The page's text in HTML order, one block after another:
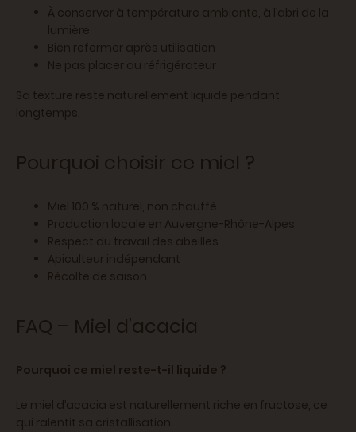
À conserver à température ambiante, à l’abri de la
lumière
Bien refermer après utilisation
Ne pas placer au réfrigérateur
Sa texture reste naturellement liquide pendant
longtemps.
Pourquoi choisir ce miel ?
Miel 100 % naturel, non chauffé
Production locale en Auvergne-Rhône-Alpes
Respect du travail des abeilles
Apiculteur indépendant
Récolte de saison
FAQ – Miel d’acacia
Pourquoi ce miel reste-t-il liquide ?
Le miel d’acacia est naturellement riche en fructose, ce
qui ralentit sa cristallisation.